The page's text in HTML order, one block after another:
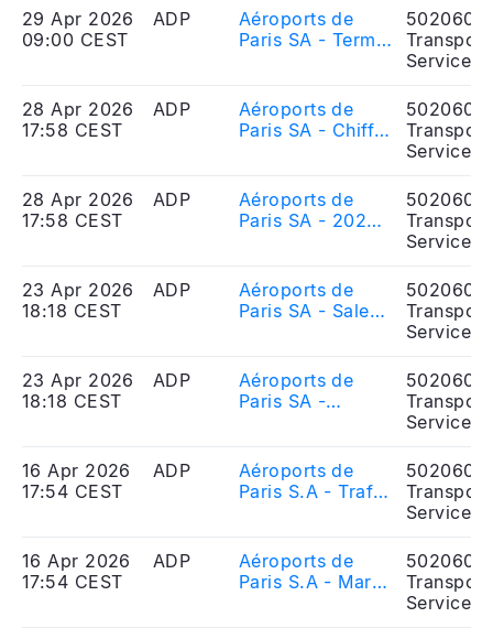
disposition ou de
consultation des
l\'article R.225-
83 du code de
commerce,
générale mixte
(ordinaire et
29 Apr 2026
09:00 CEST
ADP
Aéroports de
Paris SA - Terms
the information
mentioned in
Commercial
Code, relating to
the combined
extraordinary) of
21 May 2026
Services
28 Apr 2026
17:58 CEST
ADP
Aéroports de
Paris SA - Chiffre
Services
28 Apr 2026
17:58 CEST
ADP
Aéroports de
Paris SA - 2026
Services
23 Apr 2026
18:18 CEST
ADP
Aéroports de
Paris SA - Sale
representing
3.4% with option
of GAL\'s equity
share capital to
GMR Group
Services
23 Apr 2026
18:18 CEST
ADP
Aéroports de
Paris SA -
GMR Group de
titres
de GAL, avec
une option de
cession portant
Services
16 Apr 2026
17:54 CEST
ADP
Aéroports de
Paris S.A - Trafic
Services
16 Apr 2026
17:54 CEST
ADP
Aéroports de
Paris S.A - March
Services